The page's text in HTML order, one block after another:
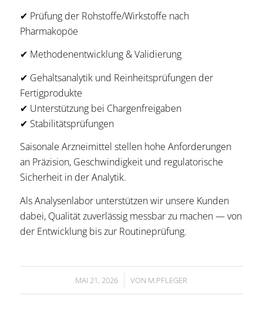
✔ Prüfung der Rohstoffe/Wirkstoffe nach
Pharmakopöe
✔ Methodenentwicklung & Validierung
✔ Gehaltsanalytik und Reinheitsprüfungen der
Fertigprodukte
✔ Unterstützung bei Chargenfreigaben
✔ Stabilitätsprüfungen
Saisonale Arzneimittel stellen hohe Anforderungen
an Präzision, Geschwindigkeit und regulatorische
Sicherheit in der Analytik.
Als Analysenlabor unterstützen wir unsere Kunden
dabei, Qualität zuverlässig messbar zu machen — von
der Entwicklung bis zur Routineprüfung.
MAI 21, 2026
/ VON M.PFLEGER